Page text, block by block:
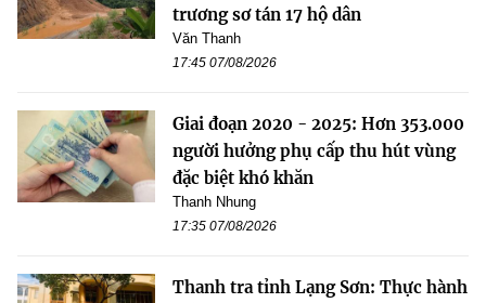
trương sơ tán 17 hộ dân
Văn Thanh
17:45 07/08/2026
Giai đoạn 2020 - 2025: Hơn 353.000
người hưởng phụ cấp thu hút vùng
đặc biệt khó khăn
Thanh Nhung
17:35 07/08/2026
Thanh tra tỉnh Lạng Sơn: Thực hành